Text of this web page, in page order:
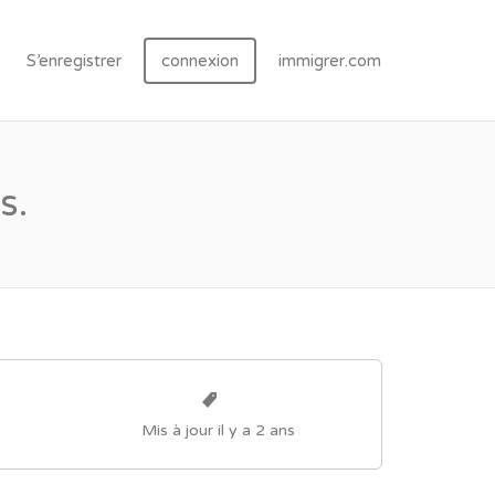
S’enregistrer connexion immigrer.com
Mis à jour il y a 2 ans